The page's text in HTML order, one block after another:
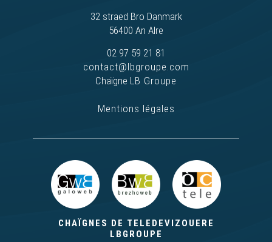
Un petit bonome - Galichon
Chome tai, sieute tai - Galichon
Le Papivole - Galichon
Ma boudette - Galichon
32 straed Bro Danmark
56400 An Alre
02 97 59 21 81
contact@lbgroupe.com
Chaïgne LB Groupe
Mentions légales
CHAÏGNES DE TELEDEVIZOUERE
LBGROUPE